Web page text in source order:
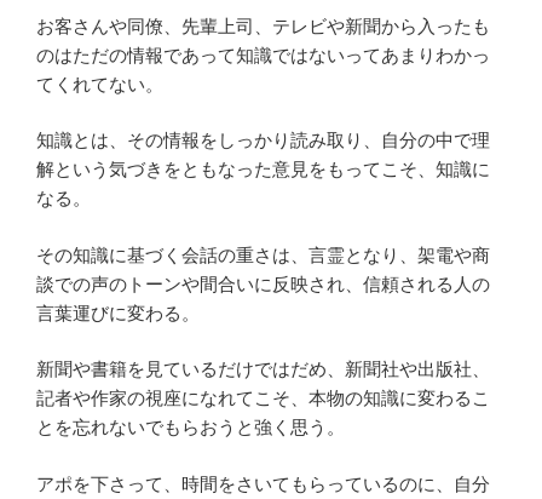
お客さんや同僚、先輩上司、テレビや新聞から入ったも
のはただの情報であって知識ではないってあまりわかっ
てくれてない。
知識とは、その情報をしっかり読み取り、自分の中で理
解という気づきをともなった意見をもってこそ、知識に
なる。
その知識に基づく会話の重さは、言霊となり、架電や商
談での声のトーンや間合いに反映され、信頼される人の
言葉運びに変わる。
新聞や書籍を見ているだけではだめ、新聞社や出版社、
記者や作家の視座になれてこそ、本物の知識に変わるこ
とを忘れないでもらおうと強く思う。
アポを下さって、時間をさいてもらっているのに、自分